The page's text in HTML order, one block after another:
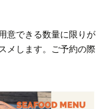
意できる数量に限りが
メします。
ご予約の際